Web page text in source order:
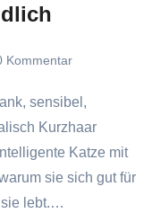
Kommentar
Kurzhaar
Katze mit
sie sich gut für
sie lebt.…